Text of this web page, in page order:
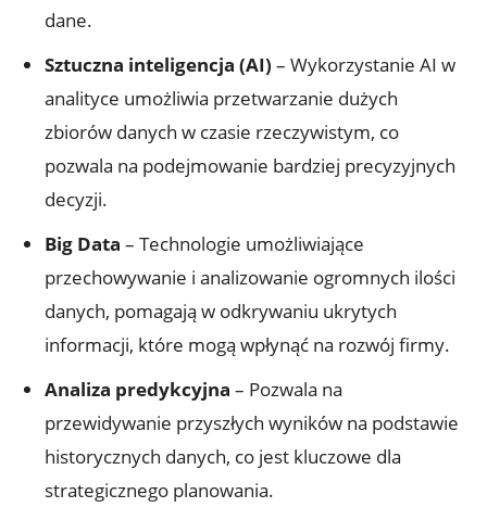
dane.
Sztuczna inteligencja (AI) – Wykorzystanie AI w
analityce umożliwia przetwarzanie dużych
zbiorów danych w czasie rzeczywistym, co
pozwala na podejmowanie bardziej precyzyjnych
decyzji.
Big Data – Technologie umożliwiające
przechowywanie i analizowanie ogromnych ilości
danych, pomagają w odkrywaniu ukrytych
informacji, które mogą wpłynąć na rozwój firmy.
Analiza predykcyjna – Pozwala na
przewidywanie przyszłych wyników na podstawie
historycznych danych, co jest kluczowe dla
strategicznego planowania.